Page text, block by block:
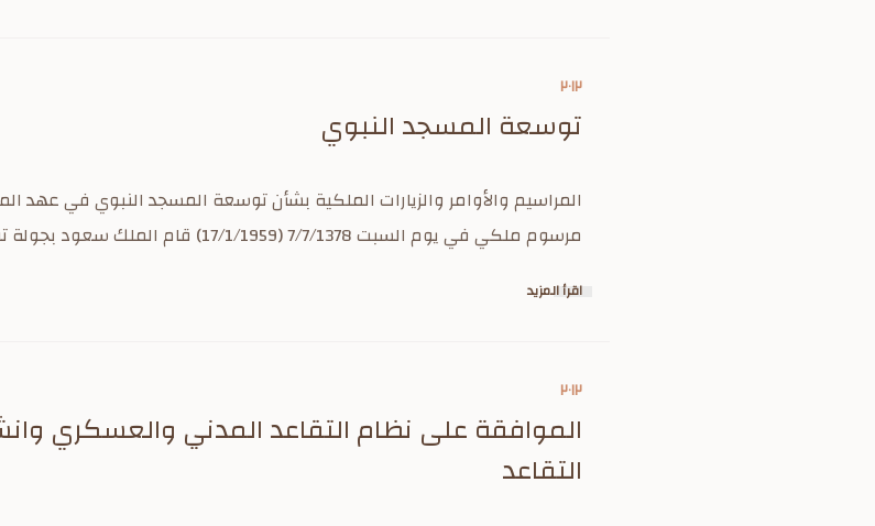
٢٠١٢
توسعة المسجد النبوي
المراسيم والأوامر والزيارات الملكية بشأن توسعة المسجد النبوي في عهد
مرسوم ملكي في يوم السبت 7/7/1378 (17/1/1959) قام الملك سعود بجولة تفقدية لمشروع توسعة المسجد الحرام .
اقرأ المزيد
٢٠١٢
الموافقة على نظام التقاعد المدني والعسكري
التقاعد